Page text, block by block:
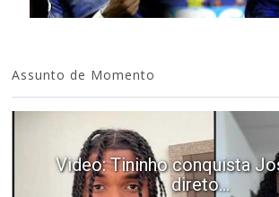
Assunto de Momento
Video: Tininho conquista
direto...